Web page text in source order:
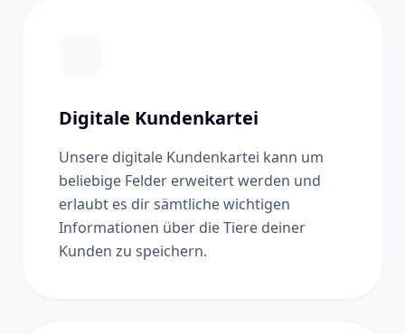
Digitale Kundenkartei
Unsere digitale Kundenkartei kann um
beliebige Felder erweitert werden und
erlaubt es dir sämtliche wichtigen
Informationen über die Tiere deiner
Kunden zu speichern.